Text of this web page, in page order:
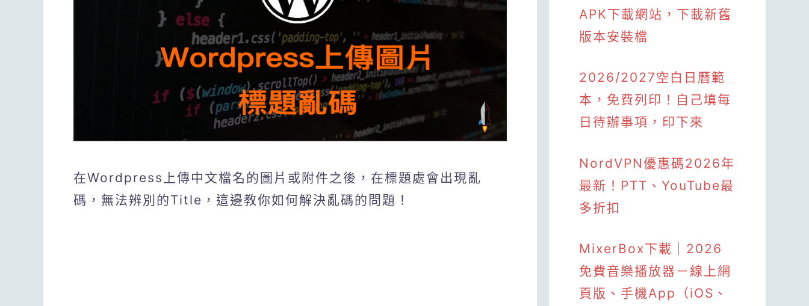
在Wordpress上傳中文檔名的圖片或附件之後，在標題處會出現亂
碼，無法辨別的Title，這邊教你如何解決亂碼的問題！
APK下載網站，下載新舊
版本安裝檔
2026/2027空白日曆範
本，免費列印！自己填每
日待辦事項，印下來
NordVPN優惠碼2026年
最新！PTT、YouTube最
多折扣
MixerBox下載｜2026
免費音樂播放器－線上網
頁版、手機App（iOS、